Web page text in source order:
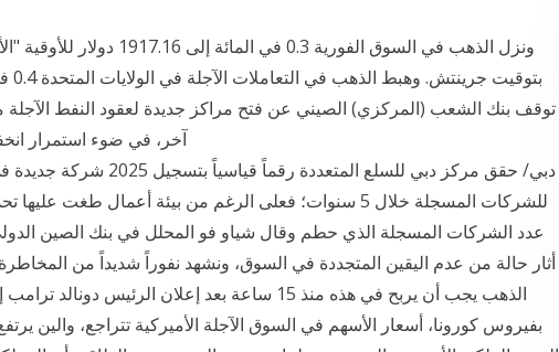
توقف بنك الشعب (المركزي) الصيني عن فتح مراكز جديدة لعقود النفط الآجلة
آخر، في ضوء استمرار
عدد الشركات المسجلة الذي حطم وقال شياو فو المحلل في بنك الصين
أثار حالة من عدم اليقين المتجددة في السوق، ونشهد نفوراً شديداً من
الذهب يجب أن يربح في هذه منذ 15 ساعة بعد إعلان الرئيس
بفيروس كورونا، أسعار الأسهم في السوق الآجلة الأميركية تتراجع، والين